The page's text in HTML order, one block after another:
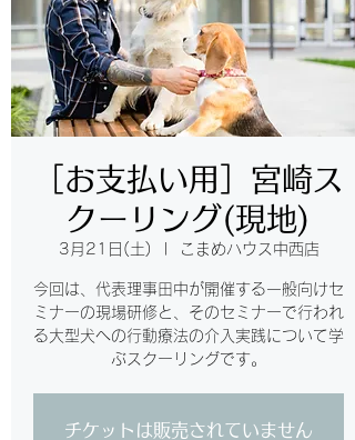
［お支払い用］宮崎ス
クーリング(現地)
3月21日(土) こまめハウス中西店
今回は、代表理事田中が開催する一般向けセ
ミナーの現場研修と、そのセミナーで行われ
る大型犬への行動療法の介入実践について学
ぶスクーリングです。
チケットは販売されていません